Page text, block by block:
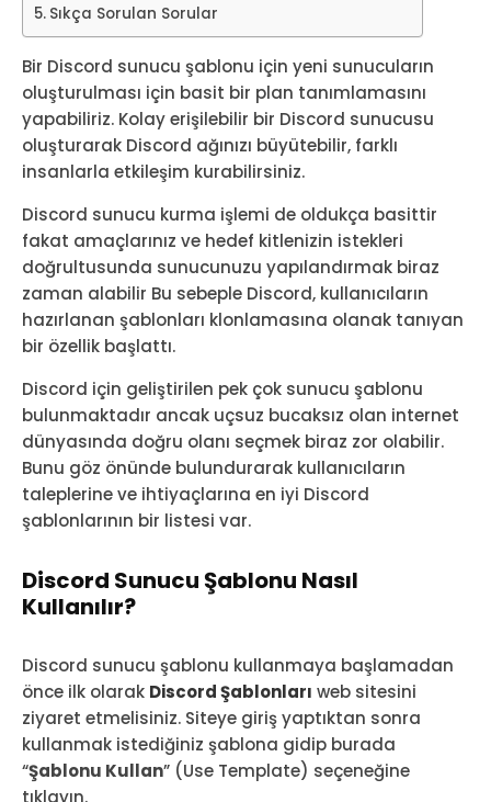
Sıkça Sorulan Sorular
Bir Discord sunucu şablonu için yeni sunucuların
oluşturulması için basit bir plan tanımlamasını
yapabiliriz. Kolay erişilebilir bir Discord sunucusu
oluşturarak Discord ağınızı büyütebilir, farklı
insanlarla etkileşim kurabilirsiniz.
Discord sunucu kurma işlemi de oldukça basittir
fakat amaçlarınız ve hedef kitlenizin istekleri
doğrultusunda sunucunuzu yapılandırmak biraz
zaman alabilir Bu sebeple Discord, kullanıcıların
hazırlanan şablonları klonlamasına olanak tanıyan
bir özellik başlattı.
Discord için geliştirilen pek çok sunucu şablonu
bulunmaktadır ancak uçsuz bucaksız olan internet
dünyasında doğru olanı seçmek biraz zor olabilir.
Bunu göz önünde bulundurarak kullanıcıların
taleplerine ve ihtiyaçlarına en iyi Discord
şablonlarının bir listesi var.
Discord Sunucu Şablonu Nasıl
Kullanılır?
Discord sunucu şablonu kullanmaya başlamadan
önce ilk olarak Discord Şablonları web sitesini
ziyaret etmelisiniz. Siteye giriş yaptıktan sonra
kullanmak istediğiniz şablona gidip burada
“Şablonu Kullan” (Use Template) seçeneğine
tıklayın.